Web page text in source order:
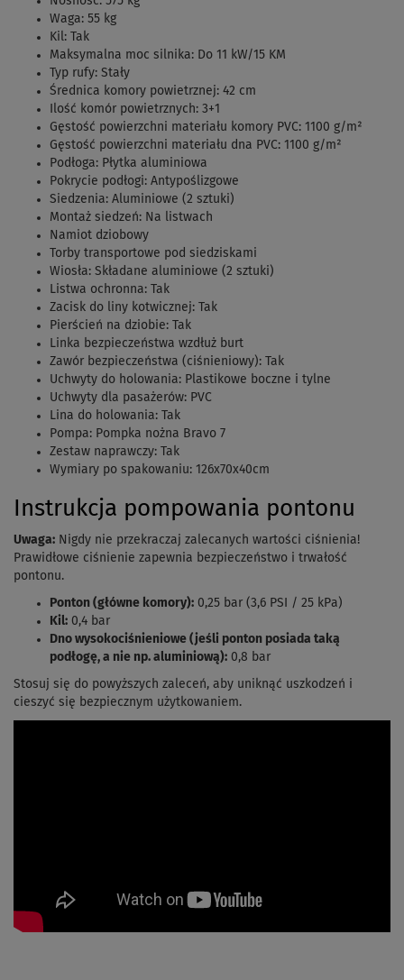
Waga: 55 kg
Kil: Tak
Maksymalna moc silnika: Do 11 kW/15 KM
Typ rufy: Stały
Średnica komory powietrznej: 42 cm
Ilość komór powietrznych: 3+1
Gęstość powierzchni materiału komory PVC: 1100 g/m²
Gęstość powierzchni materiału dna PVC: 1100 g/m²
Podłoga: Płytka aluminiowa
Pokrycie podłogi: Antypoślizgowe
Siedzenia: Aluminiowe (2 sztuki)
Montaż siedzeń: Na listwach
Namiot dziobowy
Torby transportowe pod siedziskami
Wiosła: Składane aluminiowe (2 sztuki)
Listwa ochronna: Tak
Zacisk do liny kotwicznej: Tak
Pierścień na dziobie: Tak
Linka bezpieczeństwa wzdłuż burt
Zawór bezpieczeństwa (ciśnieniowy): Tak
Uchwyty do holowania: Plastikowe boczne i tylne
Uchwyty dla pasażerów: PVC
Lina do holowania: Tak
Pompa: Pompka nożna Bravo 7
Zestaw naprawczy: Tak
Wymiary po spakowaniu: 126x70x40cm
Instrukcja pompowania pontonu
Uwaga: Nigdy nie przekraczaj zalecanych wartości ciśnienia!
Prawidłowe ciśnienie zapewnia bezpieczeństwo i trwałość
pontonu.
Ponton (główne komory): 0,25 bar (3,6 PSI / 25 kPa)
Kil: 0,4 bar
Dno wysokociśnieniowe (jeśli ponton posiada taką
podłogę, a nie np. aluminiową): 0,8 bar
Stosuj się do powyższych zaleceń, aby uniknąć uszkodzeń i
cieszyć się bezpiecznym użytkowaniem.